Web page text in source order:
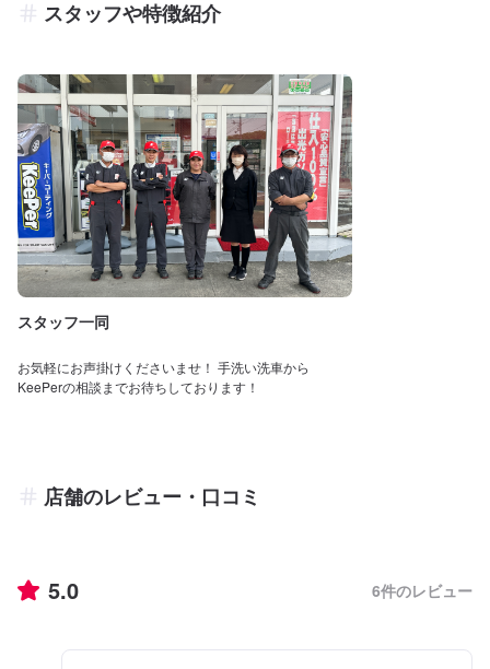
スタッフや特徴紹介
スタッフ一同
お気軽にお声掛けくださいませ！ 手洗い洗車から
KeePerの相談までお待ちしております！
店舗のレビュー・口コミ
5.0 6件のレビュー